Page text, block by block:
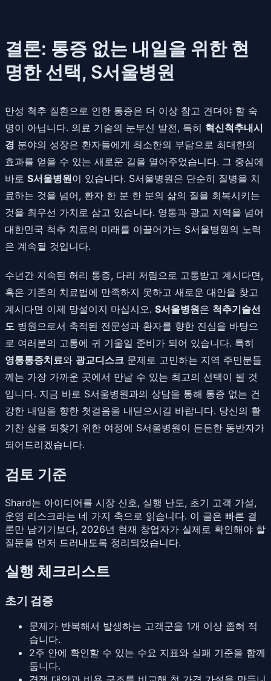
결론: 통증 없는 내일을 위한 현
명한 선택, S서울병원
만성 척추 질환으로 인한 통증은 더 이상 참고 견뎌야 할 숙
명이 아닙니다. 의료 기술의 눈부신 발전, 특히 혁신척추내시
경 분야의 성장은 환자들에게 최소한의 부담으로 최대한의
효과를 얻을 수 있는 새로운 길을 열어주었습니다. 그 중심에
바로 S서울병원이 있습니다. S서울병원은 단순히 질병을 치
료하는 것을 넘어, 환자 한 분 한 분의 삶의 질을 회복시키는
것을 최우선 가치로 삼고 있습니다. 영통과 광교 지역을 넘어
대한민국 척추 치료의 미래를 이끌어가는 S서울병원의 노력
은 계속될 것입니다.
수년간 지속된 허리 통증, 다리 저림으로 고통받고 계시다면,
혹은 기존의 치료법에 만족하지 못하고 새로운 대안을 찾고
계시다면 이제 망설이지 마십시오. S서울병원은 척추기술선
도 병원으로서 축적된 전문성과 환자를 향한 진심을 바탕으
로 여러분의 고통에 귀 기울일 준비가 되어 있습니다. 특히
영통통증치료와 광교디스크 문제로 고민하는 지역 주민분들
께는 가장 가까운 곳에서 만날 수 있는 최고의 선택이 될 것
입니다. 지금 바로 S서울병원과의 상담을 통해 통증 없는 건
강한 내일을 향한 첫걸음을 내딛으시길 바랍니다. 당신의 활
기찬 삶을 되찾기 위한 여정에 S서울병원이 든든한 동반자가
되어드리겠습니다.
검토 기준
Shard는 아이디어를 시장 신호, 실행 난도, 초기 고객 가설,
운영 리스크라는 네 가지 축으로 읽습니다. 이 글은 빠른 결
론만 남기기보다, 2026년 현재 창업자가 실제로 확인해야 할
질문을 먼저 드러내도록 정리되었습니다.
실행 체크리스트
초기 검증
문제가 반복해서 발생하는 고객군을 1개 이상 좁혀 적
습니다.
2주 안에 확인할 수 있는 수요 지표와 실패 기준을 함께
둡니다.